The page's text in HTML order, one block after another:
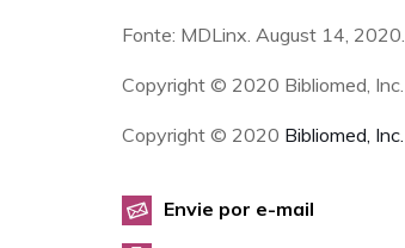
Fonte: MDLinx. August 14, 2020.
Copyright © 2020 Bibliomed, Inc.
Copyright © 2020 Bibliomed, Inc.
Envie por e-mail